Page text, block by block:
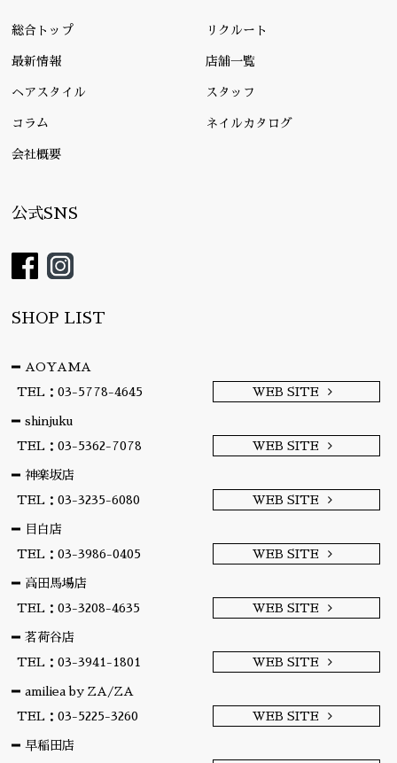
総合トップ リクルート
最新情報 店舗一覧
ヘアスタイル スタッフ
コラム ネイルカタログ
会社概要
公式SNS
SHOP LIST
AOYAMA
TEL：03-5778-4645
WEB SITE
shinjuku
TEL：03-5362-7078
WEB SITE
神楽坂店
TEL：03-3235-6080
WEB SITE
目白店
TEL：03-3986-0405
WEB SITE
高田馬場店
TEL：03-3208-4635
WEB SITE
茗荷谷店
TEL：03-3941-1801
WEB SITE
amiliea by ZA/ZA
TEL：03-5225-3260
WEB SITE
早稲田店